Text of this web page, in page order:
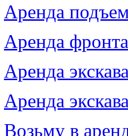
Аренда
Аренда
Аренда
Аренда
Возьму в